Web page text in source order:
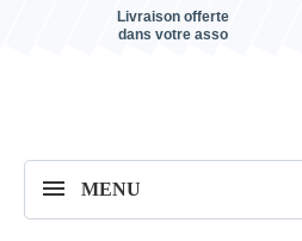
Livraison offerte
dans votre asso
MENU